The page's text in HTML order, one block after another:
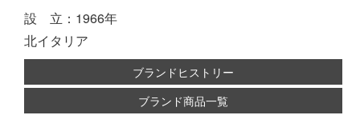
設 立：1966年
北イタリア
ブランドヒストリー
ブランド商品一覧